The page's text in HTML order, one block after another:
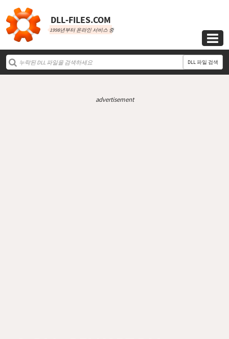
DLL‑FILES.COM
1998년부터 온라인 서비스 중

DLL 파일 검색
advertisement